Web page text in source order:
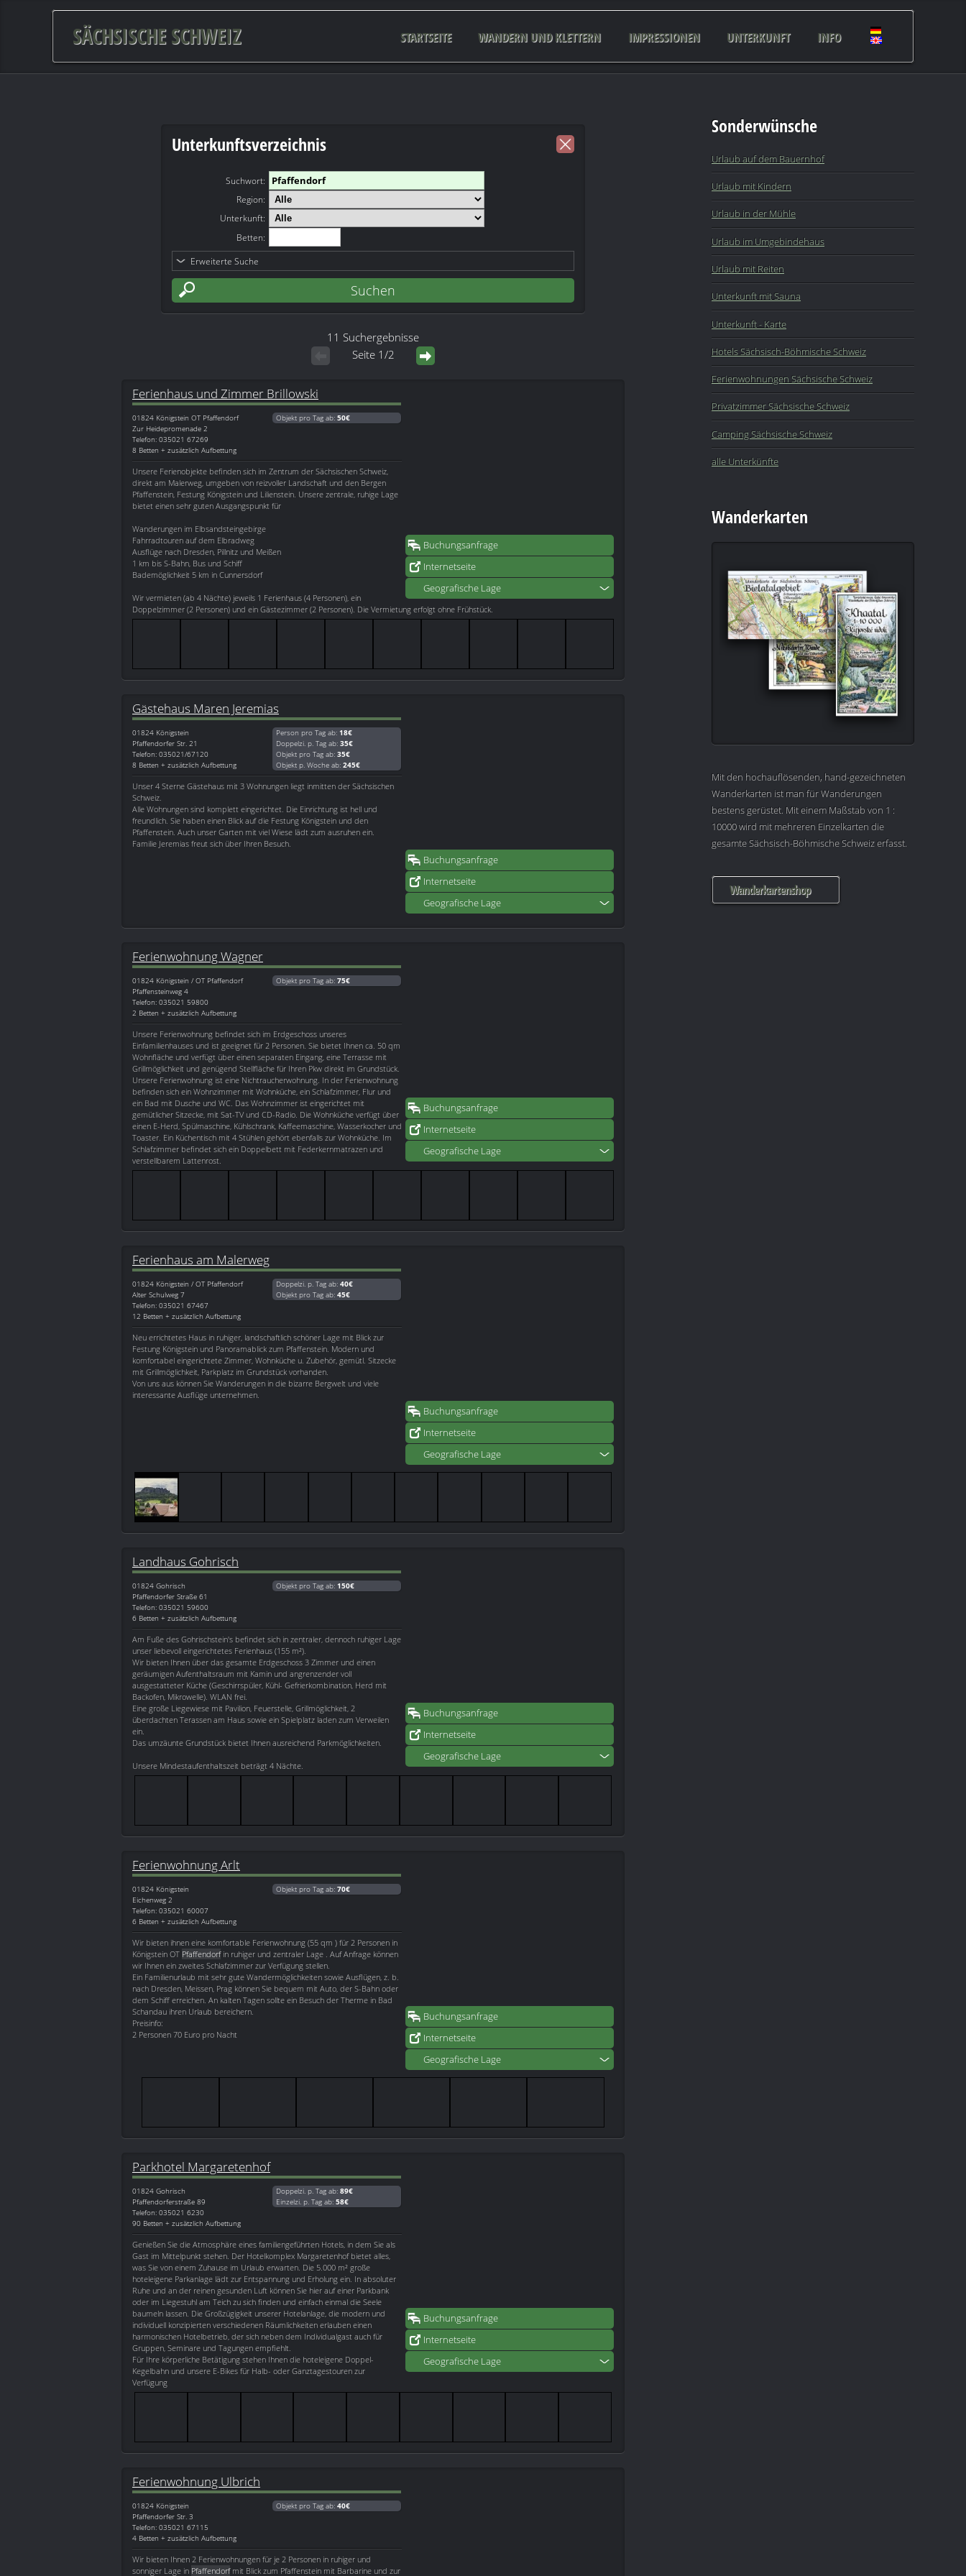
SÄCHSISCHE SCHWEIZ STARTSEITE WANDERN UND KLETTERN IMPRESSIONEN UNTERKUNFT INFO
Unterkunftsverzeichnis
Suchwort:
Region:
Unterkunft:
Betten:
Erweiterte Suche
11 Suchergebnisse
Seite 1/2
Buchungsanfrage
Internetseite
Geografische Lage
Ferienhaus und Zimmer Brillowski
01824 Königstein OT Pfaffendorf
Zur Heidepromenade 2
Telefon: 035021 67269
8 Betten + zusätzlich Aufbettung
Objekt pro Tag ab: 50€
Unsere Ferienobjekte befinden sich im Zentrum der Sächsischen Schweiz,
direkt am Malerweg, umgeben von reizvoller Landschaft und den Bergen
Pfaffenstein, Festung Königstein und Lilienstein. Unsere zentrale, ruhige Lage
bietet einen sehr guten Ausgangspunkt für
Wanderungen im Elbsandsteingebirge
Fahrradtouren auf dem Elbradweg
Ausflüge nach Dresden, Pillnitz und Meißen
1 km bis S-Bahn, Bus und Schiff
Bademöglichkeit 5 km in Cunnersdorf
Wir vermieten (ab 4 Nächte) jeweils 1 Ferienhaus (4 Personen), ein
Doppelzimmer (2 Personen) und ein Gästezimmer (2 Personen). Die Vermietung erfolgt ohne Frühstück.
Buchungsanfrage
Internetseite
Geografische Lage
Gästehaus Maren Jeremias
01824 Königstein
Pfaffendorfer Str. 21
Telefon: 035021/67120
8 Betten + zusätzlich Aufbettung
Person pro Tag ab: 18€
Doppelzi. p. Tag ab: 35€
Objekt pro Tag ab: 35€
Objekt p. Woche ab: 245€
Unser 4 Sterne Gästehaus mit 3 Wohnungen liegt inmitten der Sächsischen
Schweiz.
Alle Wohnungen sind komplett eingerichtet. Die Einrichtung ist hell und
freundlich. Sie haben einen Blick auf die Festung Königstein und den
Pfaffenstein. Auch unser Garten mit viel Wiese lädt zum ausruhen ein.
Familie Jeremias freut sich über Ihren Besuch.
Buchungsanfrage
Internetseite
Geografische Lage
Ferienwohnung Wagner
01824 Königstein / OT Pfaffendorf
Pfaffensteinweg 4
Telefon: 035021 59800
2 Betten + zusätzlich Aufbettung
Objekt pro Tag ab: 75€
Unsere Ferienwohnung befindet sich im Erdgeschoss unseres
Einfamilienhauses und ist geeignet für 2 Personen. Sie bietet Ihnen ca. 50 qm
Wohnfläche und verfügt über einen separaten Eingang, eine Terrasse mit
Grillmöglichkeit und genügend Stellfläche für Ihren Pkw direkt im Grundstück.
Unsere Ferienwohnung ist eine Nichtraucherwohnung. In der Ferienwohnung
befinden sich ein Wohnzimmer mit Wohnküche, ein Schlafzimmer, Flur und
ein Bad mit Dusche und WC. Das Wohnzimmer ist eingerichtet mit
gemütlicher Sitzecke, mit Sat-TV und CD-Radio. Die Wohnküche verfügt über
einen E-Herd, Spülmaschine, Kühlschrank, Kaffeemaschine, Wasserkocher und
Toaster. Ein Küchentisch mit 4 Stühlen gehört ebenfalls zur Wohnküche. Im
Schlafzimmer befindet sich ein Doppelbett mit Federkernmatrazen und
verstellbarem Lattenrost.
Buchungsanfrage
Internetseite
Geografische Lage
Ferienhaus am Malerweg
01824 Königstein / OT Pfaffendorf
Alter Schulweg 7
Telefon: 035021 67467
12 Betten + zusätzlich Aufbettung
Doppelzi. p. Tag ab: 40€
Objekt pro Tag ab: 45€
Neu errichtetes Haus in ruhiger, landschaftlich schöner Lage mit Blick zur
Festung Königstein und Panoramablick zum Pfaffenstein. Modern und
komfortabel eingerichtete Zimmer, Wohnküche u. Zubehör, gemütl. Sitzecke
mit Grillmöglichkeit, Parkplatz im Grundstück vorhanden.
Von uns aus können Sie Wanderungen in die bizarre Bergwelt und viele
interessante Ausflüge unternehmen.
Buchungsanfrage
Internetseite
Geografische Lage
Landhaus Gohrisch
01824 Gohrisch
Pfaffendorfer Straße 61
Telefon: 035021 59600
6 Betten + zusätzlich Aufbettung
Objekt pro Tag ab: 150€
Am Fuße des Gohrischstein's befindet sich in zentraler, dennoch ruhiger Lage
unser liebevoll eingerichtetes Ferienhaus (155 m²).
Wir bieten Ihnen über das gesamte Erdgeschoss 3 Zimmer und einen
geräumigen Aufenthaltsraum mit Kamin und angrenzender voll
ausgestatteter Küche (Geschirrspüler, Kühl- Gefrierkombination, Herd mit
Backofen, Mikrowelle). WLAN frei.
Eine große Liegewiese mit Pavilion, Feuerstelle, Grillmöglichkeit, 2
überdachten Terassen am Haus sowie ein Spielplatz laden zum Verweilen
ein.
Das umzäunte Grundstück bietet Ihnen ausreichend Parkmöglichkeiten.
Unsere Mindestaufenthaltszeit beträgt 4 Nächte.
Buchungsanfrage
Internetseite
Geografische Lage
Ferienwohnung Arlt
01824 Königstein
Eichenweg 2
Telefon: 035021 60007
6 Betten + zusätzlich Aufbettung
Objekt pro Tag ab: 70€
Wir bieten ihnen eine komfortable Ferienwohnung (55 qm ) für 2 Personen in
Königstein OT Pfaffendorfin ruhiger und zentraler Lage . Auf Anfrage können
wir Ihnen ein zweites Schlafzimmer zur Verfügung stellen.
Ein Familienurlaub mit sehr gute Wandermöglichkeiten sowie Ausflügen, z. b.
nach Dresden, Meissen, Prag können Sie bequem mit Auto, der S-Bahn oder
dem Schiff erreichen. An kalten Tagen sollte ein Besuch der Therme in Bad
Schandau ihren Urlaub bereichern.
Preisinfo:
2 Personen 70 Euro pro Nacht
Buchungsanfrage
Internetseite
Geografische Lage
Parkhotel Margaretenhof
01824 Gohrisch
Pfaffendorferstraße 89
Telefon: 035021 6230
90 Betten + zusätzlich Aufbettung
Doppelzi. p. Tag ab: 89€
Einzelzi. p. Tag ab: 58€
Genießen Sie die Atmosphäre eines familiengeführten Hotels, in dem Sie als
Gast im Mittelpunkt stehen. Der Hotelkomplex Margaretenhof bietet alles,
was Sie von einem Zuhause im Urlaub erwarten. Die 5.000 m² große
hoteleigene Parkanlage lädt zur Entspannung und Erholung ein. In absoluter
Ruhe und an der reinen gesunden Luft können Sie hier auf einer Parkbank
oder im Liegestuhl am Teich zu sich finden und einfach einmal die Seele
baumeln lassen. Die Großzügigkeit unserer Hotelanlage, die modern und
individuell konzipierten verschiedenen Räumlichkeiten erlauben einen
harmonischen Hotelbetrieb, der sich neben dem Individualgast auch für
Gruppen, Seminare und Tagungen empfiehlt.
Für Ihre körperliche Betätigung stehen Ihnen die hoteleigene Doppel-
Kegelbahn und unsere E-Bikes für Halb- oder Ganztagestouren zur
Verfügung
Ferienwohnung Ulbrich
01824 Königstein
Pfaffendorfer Str. 3
Telefon: 035021 67115
4 Betten + zusätzlich Aufbettung
Objekt pro Tag ab: 40€
Wir bieten Ihnen 2 Ferienwohnungen für je 2 Personen in ruhiger und
sonniger Lage in Pfaffendorfmit Blick zum Pfaffenstein mit Barbarine und zur
Sonderwünsche
Urlaub auf dem Bauernhof
Urlaub mit Kindern
Urlaub in der Mühle
Urlaub im Umgebindehaus
Urlaub mit Reiten
Unterkunft mit Sauna
Unterkunft - Karte
Hotels Sächsisch-Böhmische Schweiz
Ferienwohnungen Sächsische Schweiz
Privatzimmer Sächsische Schweiz
Camping Sächsische Schweiz
alle Unterkünfte
Wanderkarten
Mit den hochauflösenden, hand-gezeichneten
Wanderkarten ist man für Wanderungen
bestens gerüstet. Mit einem Maßstab von 1 :
10000 wird mit mehreren Einzelkarten die
gesamte Sächsisch-Böhmische Schweiz erfasst.
Wanderkartenshop